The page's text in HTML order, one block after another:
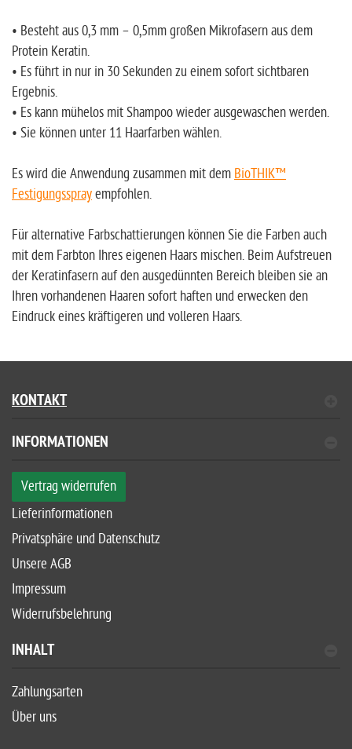
• Besteht aus 0,3 mm – 0,5mm großen Mikrofasern aus dem
Protein Keratin.
• Es führt in nur in 30 Sekunden zu einem sofort sichtbaren
Ergebnis.
• Es kann mühelos mit Shampoo wieder ausgewaschen werden.
• Sie können unter 11 Haarfarben wählen.
Es wird die Anwendung zusammen mit dem BioTHIK™
Festigungssprayempfohlen.
Für alternative Farbschattierungen können Sie die Farben auch
mit dem Farbton Ihres eigenen Haars mischen. Beim Aufstreuen
der Keratinfasern auf den ausgedünnten Bereich bleiben sie an
Ihren vorhandenen Haaren sofort haften und erwecken den
Eindruck eines kräftigeren und volleren Haars.
KONTAKT
INFORMATIONEN
Vertrag widerrufen
Lieferinformationen
Privatsphäre und Datenschutz
Unsere AGB
Impressum
Widerrufsbelehrung
INHALT
Zahlungsarten
Über uns